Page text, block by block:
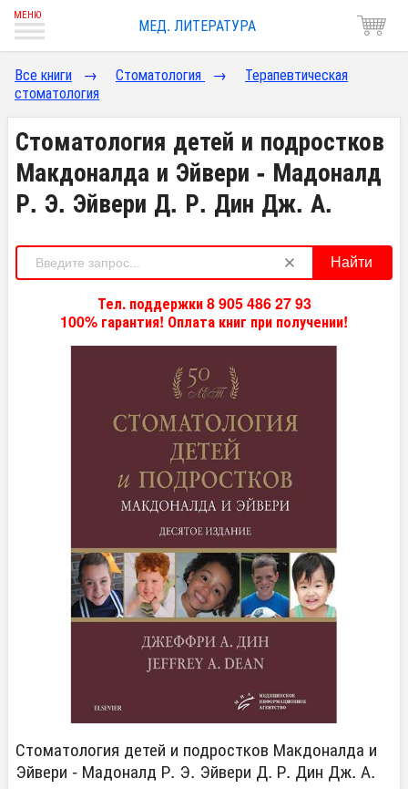
МЕД. ЛИТЕРАТУРА
Все книги → Стоматология →
Терапевтическая
стоматология
Стоматология детей и подростков
Макдоналда и Эйвери - Мадоналд
Р. Э. Эйвери Д. Р. Дин Дж. А.
Найти
Тел. поддержки 8 905 486 27 93
100% гарантия! Оплата книг при получении!
Стоматология детей и подростков Макдоналда и
Эйвери - Мадоналд Р. Э. Эйвери Д. Р. Дин Дж. А.